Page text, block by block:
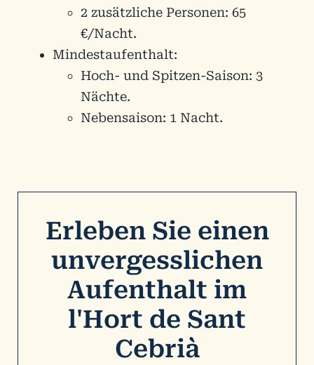
2 zusätzliche Personen: 65
€/Nacht.
Mindestaufenthalt:
Hoch- und Spitzen-Saison: 3
Nächte.
Nebensaison: 1 Nacht.
Erleben Sie einen
unvergesslichen
Aufenthalt im
l'Hort de Sant
Cebrià